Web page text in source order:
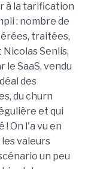
à la tarification
: nombre de
traitées,
Nicolas Senlis,
le SaaS, vendu
des
du churn
et qui
On l'a vu en
valeurs
un peu